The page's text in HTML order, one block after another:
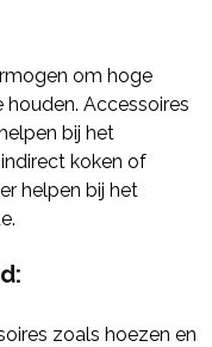
om hoge
Accessoires
bij het
koken of
helpen bij het
zoals hoezen en